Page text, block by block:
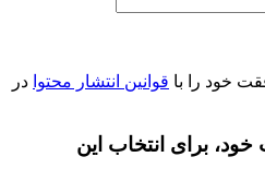
خود را با قوانین انتشار محتوا در
برای انتخاب این